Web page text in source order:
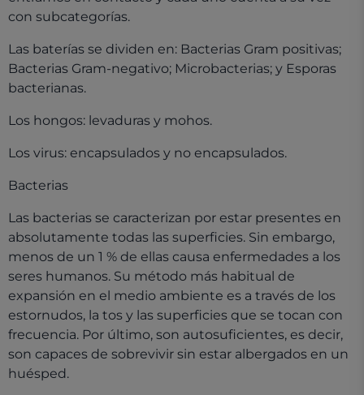
con subcategorías.
Las baterías se dividen en: Bacterias Gram positivas;
Bacterias Gram-negativo; Microbacterias; y Esporas
bacterianas.
Los hongos: levaduras y mohos.
Los virus: encapsulados y no encapsulados.
Bacterias
Las bacterias se caracterizan por estar presentes en
absolutamente todas las superficies. Sin embargo,
menos de un 1 % de ellas causa enfermedades a los
seres humanos. Su método más habitual de
expansión en el medio ambiente es a través de los
estornudos, la tos y las superficies que se tocan con
frecuencia. Por último, son autosuficientes, es decir,
son capaces de sobrevivir sin estar albergados en un
huésped.